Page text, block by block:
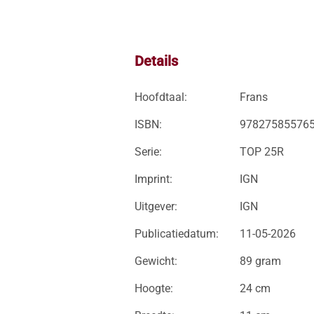
Details
Hoofdtaal: Frans
ISBN:
Serie: TOP 25R
Imprint: IGN
Uitgever: IGN
Publicatiedatum: 11-05-2026
Gewicht: 89 gram
Hoogte: 24 cm